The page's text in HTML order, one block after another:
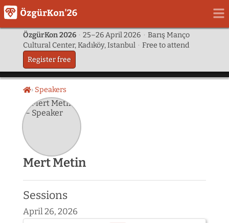
ÖzgürKon 2026 · 25–26 April 2026 · Barış Manço
Cultural Center, Kadıköy, Istanbul · Free to attend
Register free
HomeSpeakers
Mert Metin
Sessions
April 26, 2026